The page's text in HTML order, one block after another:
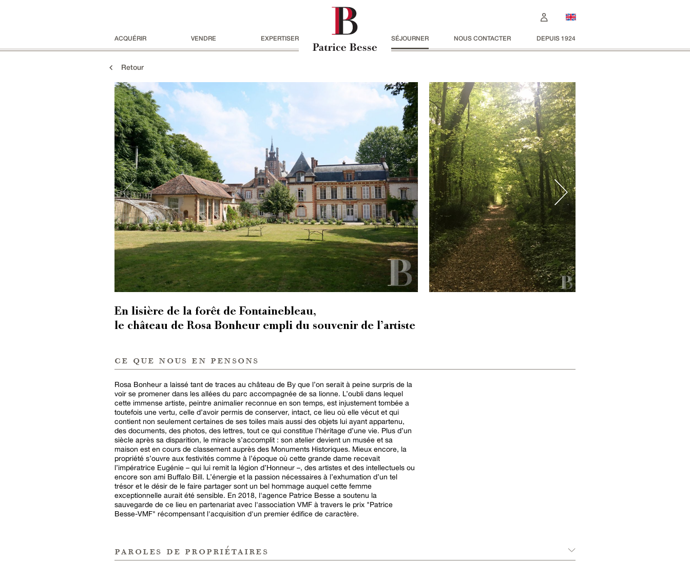
ACQUÉRIR VENDRE EXPERTISER SÉJOURNER NOUS CONTACTER DEPUIS 1924
Retour
En lisière de la forêt de Fontainebleau,
le château de Rosa Bonheur empli du souvenir de l’artiste
ce que nous en pensons
Rosa Bonheur a laissé tant de traces au château de By que l’on serait à peine surpris de la
voir se promener dans les allées du parc accompagnée de sa lionne. L’oubli dans lequel
cette immense artiste, peintre animalier reconnue en son temps, est injustement tombée a
toutefois une vertu, celle d’avoir permis de conserver, intact, ce lieu où elle vécut et qui
contient non seulement certaines de ses toiles mais aussi des objets lui ayant appartenu,
des documents, des photos, des lettres, tout ce qui constitue l’héritage d’une vie. Plus d’un
siècle après sa disparition, le miracle s’accomplit : son atelier devient un musée et sa
maison est en cours de classement auprès des Monuments Historiques. Mieux encore, la
propriété s’ouvre aux festivités comme à l’époque où cette grande dame recevait
l’impératrice Eugénie – qui lui remit la légion d’Honneur –, des artistes et des intellectuels ou
encore son ami Buffalo Bill. L’énergie et la passion nécessaires à l’exhumation d’un tel
trésor et le désir de le faire partager sont un bel hommage auquel cette femme
exceptionnelle aurait été sensible. En 2018, l'agence Patrice Besse a soutenu la
sauvegarde de ce lieu en partenariat avec l'association VMF à travers le prix "Patrice
Besse-VMF" récompensant l'acquisition d'un premier édifice de caractère.
paroles de propriétaires